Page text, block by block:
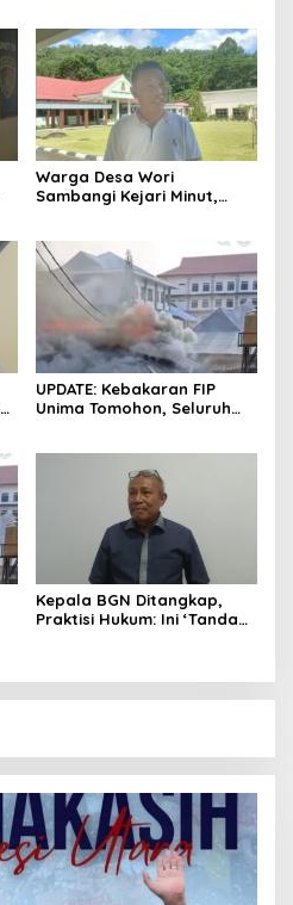
Warga Desa Wori
Sambangi Kejari Minut,
Dana Desa
UPDATE: Kebakaran FIP
Unima Tomohon, Seluruh
Kepala BGN Ditangkap,
Praktisi Hukum: Ini ‘Tanda